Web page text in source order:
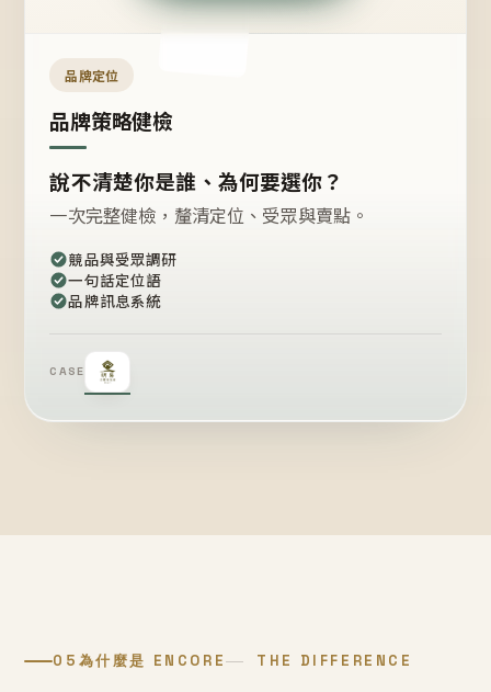
位
品牌定位
品牌策略健檢
說不清楚你是誰、為何要選你？
一次完整健檢，釐清定位、受眾與賣點。
競品與受眾調研
一句話定位語
品牌訊息系統
CASE
05 為什麼是 ENCORE THE DIFFERENCE